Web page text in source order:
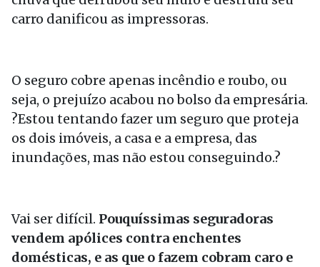
carro danificou as impressoras.
O seguro cobre apenas incêndio e roubo, ou
seja, o prejuízo acabou no bolso da empresária.
?Estou tentando fazer um seguro que proteja
os dois imóveis, a casa e a empresa, das
inundações, mas não estou conseguindo.?
Vai ser difícil. Pouquíssimas seguradoras
vendem apólices contra enchentes
domésticas, e as que o fazem cobram caro e